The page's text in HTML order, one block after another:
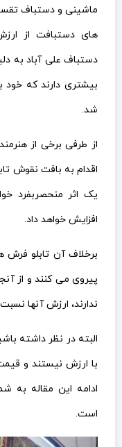
ماشینی و دستباف
های دستبافت از
دستباف علی آباد به
بیشتری دارند که خود
شد.
از طرفی برخی از
اقدام به بافت نقوش
یک اثر منحصربفرد
افزایش خواهد داد.
برخلاف آن تابلو
پیروی می کنند و از
ندارند، ارزش آنها
البته در نظر داشته
با ارزش نیستند و
ادامه این مقاله به
است.